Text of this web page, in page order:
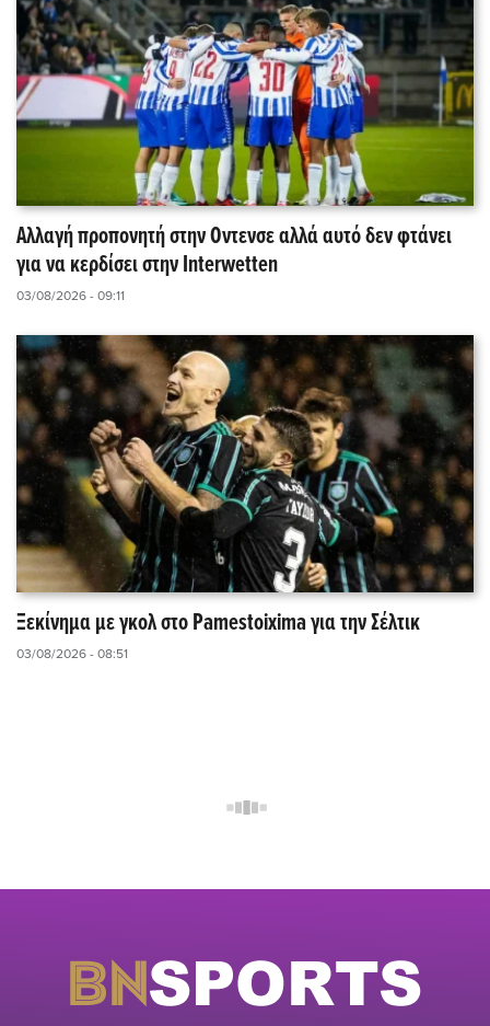
Αλλαγή προπονητή στην Οντενσε αλλά αυτό δεν φτάνει
για να κερδίσει στην Interwetten
03/08/2026 - 09:11
Ξεκίνημα με γκολ στο Pamestoixima για την Σέλτικ
03/08/2026 - 08:51